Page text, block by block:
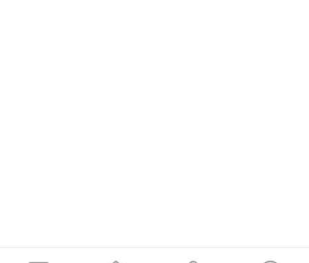
카카오톡 SMS URL 복사